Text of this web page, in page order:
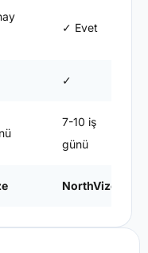
✓ Evet
✓
7-10 iş
günü
NorthVize